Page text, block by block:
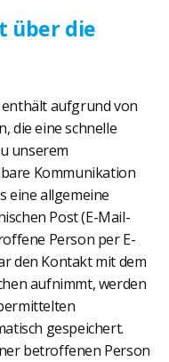
über die
aufgrund von
die eine schnelle
unserem
Kommunikation
eine allgemeine
Post (E-Mail-
Person per E-
den Kontakt mit dem
aufnimmt, werden
gespeichert.
betroffenen Person